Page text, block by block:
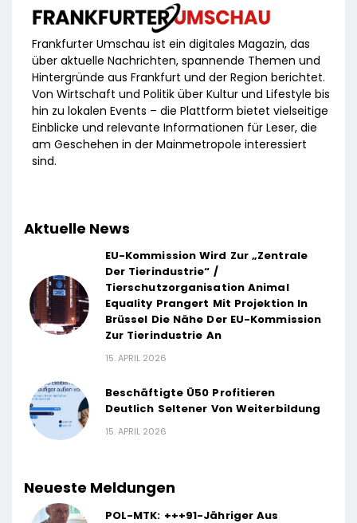
Frankfurter Umschau ist ein digitales Magazin, das
über aktuelle Nachrichten, spannende Themen und
Hintergründe aus Frankfurt und der Region berichtet.
Von Wirtschaft und Politik über Kultur und Lifestyle bis
hin zu lokalen Events – die Plattform bietet vielseitige
Einblicke und relevante Informationen für Leser, die
am Geschehen in der Mainmetropole interessiert
sind.
Aktuelle News
EU-Kommission Wird Zur „Zentrale
Der Tierindustrie“ /
Tierschutzorganisation Animal
Equality Prangert Mit Projektion In
Brüssel Die Nähe Der EU-Kommission
Zur Tierindustrie An
15. APRIL 2026
Beschäftigte Ü50 Profitieren
Deutlich Seltener Von Weiterbildung
15. APRIL 2026
Neueste Meldungen
POL-MTK: +++91-Jähriger Aus